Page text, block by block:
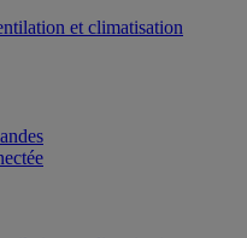
et climatisation